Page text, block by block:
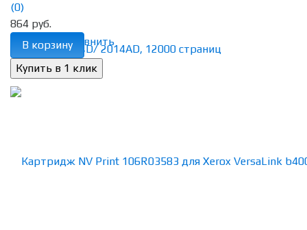
избранное сравнить
(0)
864 руб.
В корзину